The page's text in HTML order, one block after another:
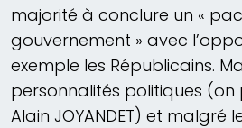
majorité à conclure un «
gouvernement » avec
exemple les Républicains.
personnalités politiques
Alain JOYANDET) et malgré